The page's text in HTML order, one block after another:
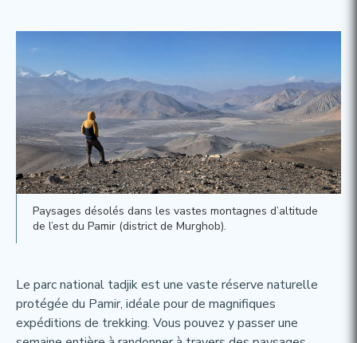
Paysages désolés dans les vastes montagnes d’altitude
de l’est du Pamir (district de Murghob).
Le parc national tadjik est une vaste réserve naturelle
protégée du Pamir, idéale pour de magnifiques
expéditions de trekking. Vous pouvez y passer une